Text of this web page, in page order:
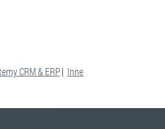
CRM & ERP| Inne